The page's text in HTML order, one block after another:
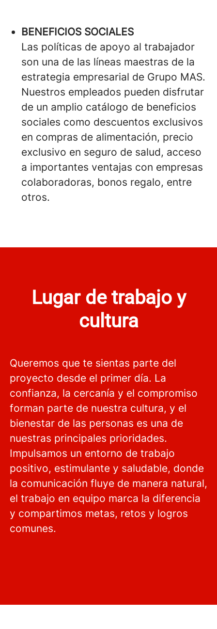
BENEFICIOS SOCIALES
Las políticas de apoyo al trabajador
son una de las líneas maestras de la
estrategia empresarial de Grupo MAS.
Nuestros empleados pueden disfrutar
de un amplio catálogo de beneficios
sociales como descuentos exclusivos
en compras de alimentación, precio
exclusivo en seguro de salud, acceso
a importantes ventajas con empresas
colaboradoras, bonos regalo, entre
otros.
Lugar de trabajo y
cultura
Queremos que te sientas parte del
proyecto desde el primer día. La
confianza, la cercanía y el compromiso
forman parte de nuestra cultura, y el
bienestar de las personas es una de
nuestras principales prioridades.
Impulsamos un entorno de trabajo
positivo, estimulante y saludable, donde
la comunicación fluye de manera natural,
el trabajo en equipo marca la diferencia
y compartimos metas, retos y logros
comunes.